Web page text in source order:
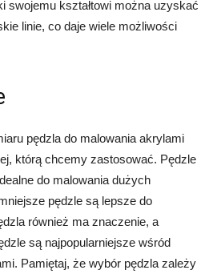
swojemu kształtowi można uzyskać
linie, co daje wiele możliwości
pędzla do malowania akrylami
którą chcemy zastosować. Pędzle
do malowania dużych
pędzle są lepsze do
również ma znaczenie, a
są najpopularniejsze wśród
Pamiętaj, że wybór pędzla zależy